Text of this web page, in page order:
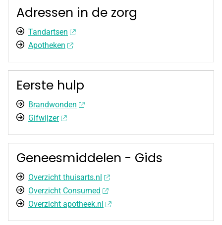
Adressen in de zorg
Tandartsen
Apotheken
Eerste hulp
Brandwonden
Gifwijzer
Geneesmiddelen - Gids
Overzicht thuisarts.nl
Overzicht Consumed
Overzicht apotheek.nl